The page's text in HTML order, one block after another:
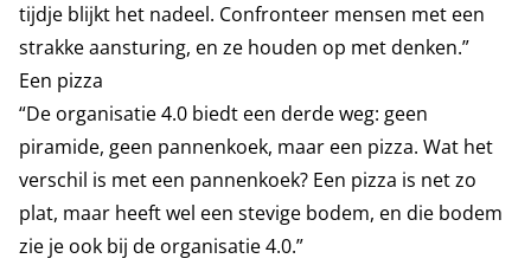
tijdje blijkt het nadeel. Confronteer mensen met een
strakke aansturing, en ze houden op met denken.”
Een pizza
“De organisatie 4.0 biedt een derde weg: geen
piramide, geen pannenkoek, maar een pizza. Wat het
verschil is met een pannenkoek? Een pizza is net zo
plat, maar heeft wel een stevige bodem, en die bodem
zie je ook bij de organisatie 4.0.”